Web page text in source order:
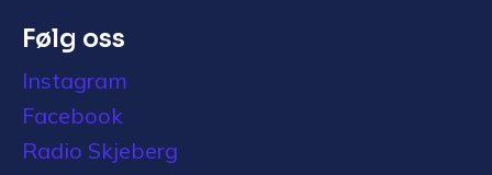
Følg oss
Instagram
Facebook
Radio Skjeberg